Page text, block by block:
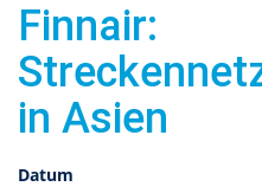
Finnair:
in Asien
Datum